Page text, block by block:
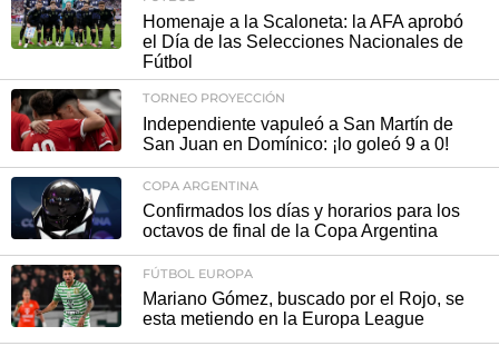
Homenaje a la Scaloneta: la AFA aprobó
el Día de las Selecciones Nacionales de
Fútbol
TORNEO PROYECCIÓN
Independiente vapuleó a San Martín de
San Juan en Domínico: ¡lo goleó 9 a 0!
COPA ARGENTINA
Confirmados los días y horarios para los
octavos de final de la Copa Argentina
FÚTBOL EUROPA
Mariano Gómez, buscado por el Rojo, se
esta metiendo en la Europa League